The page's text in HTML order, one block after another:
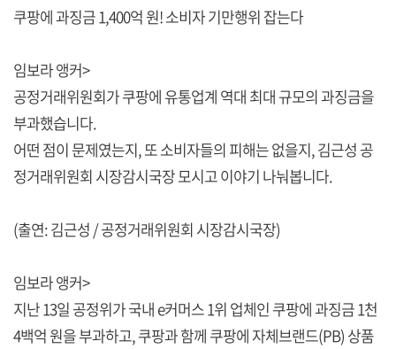
쿠팡에 과징금 1,400억 원! 소비자 기만행위 잡는다
임보라 앵커>
공정거래위원회가 쿠팡에 유통업계 역대 최대 규모의 과징금을
부과했습니다.
어떤 점이 문제였는지, 또 소비자들의 피해는 없을지, 김근성 공
정거래위원회 시장감시국장 모시고 이야기 나눠봅니다.
(출연: 김근성 / 공정거래위원회 시장감시국장)
임보라 앵커>
지난 13일 공정위가 국내 e커머스 1위 업체인 쿠팡에 과징금 1천
4백억 원을 부과하고, 쿠팡과 함께 쿠팡에 자체브랜드(PB) 상품